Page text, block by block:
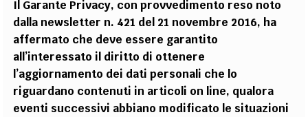
Il Garante Privacy, con provvedimento reso noto
dalla newsletter n. 421 del 21 novembre 2016, ha
affermato che deve essere garantito
all’interessato il diritto di ottenere
l’aggiornamento dei dati personali che lo
riguardano contenuti in articoli on line, qualora
eventi successivi abbiano modificato le situazioni